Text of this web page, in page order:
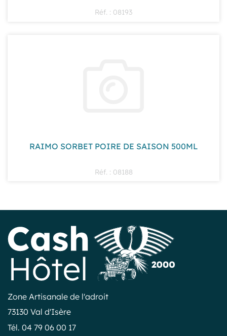
Réf. : 08193
RAIMO SORBET POIRE DE SAISON 500ML
Réf. : 08188
Zone Artisanale de l'adroit
73130 Val d'Isère
Tél. 04 79 06 00 17